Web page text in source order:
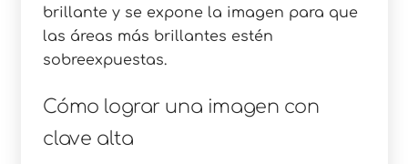
brillante y se expone la imagen para que
las áreas más brillantes estén
sobreexpuestas.
Cómo lograr una imagen con
clave alta